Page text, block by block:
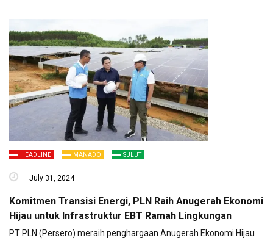
HEADLINE MANADO SULUT
July 31, 2024
Komitmen Transisi Energi, PLN Raih Anugerah Ekonomi
Hijau untuk Infrastruktur EBT Ramah Lingkungan
PT PLN (Persero) meraih penghargaan Anugerah Ekonomi Hijau